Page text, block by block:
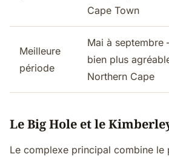
Cape Town
Meilleure
période
Mai à
bien plus
Northern Cape
Le Big Hole et le
Le complexe principal combine le